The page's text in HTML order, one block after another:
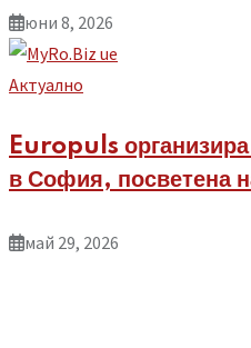
юни 8, 2026
Aктуално
Europuls организира
в София, посветена
май 29, 2026